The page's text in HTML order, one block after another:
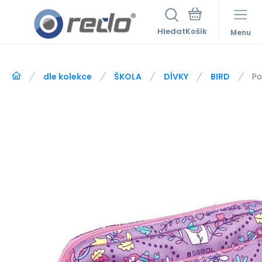
Hledat Menu
dle kolekce ŠKOLA DÍVKY BIRD